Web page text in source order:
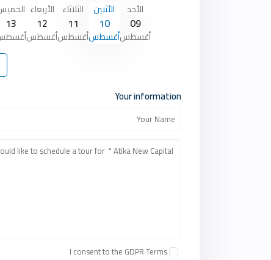
الأحد
09
أغسطس
الأثنين
10
أغسطس
الثلاثاء
11
أغسطس
الأربعاء
12
أغسطس
13
Your information
I consent to the GDPR Terms